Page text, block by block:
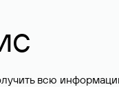
всю